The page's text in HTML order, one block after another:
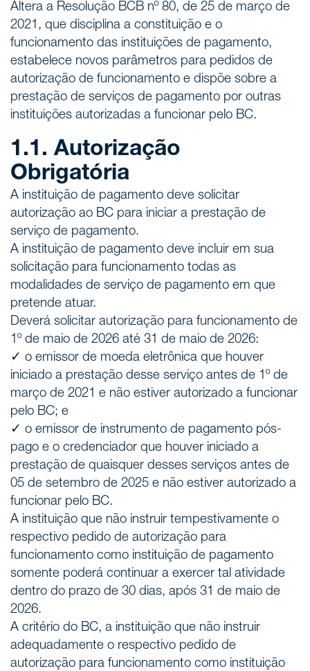
Altera a Resolução BCB nº 80, de 25 de março de
2021, que disciplina a constituição e o
funcionamento das instituições de pagamento,
estabelece novos parâmetros para pedidos de
autorização de funcionamento e dispõe sobre a
prestação de serviços de pagamento por outras
instituições autorizadas a funcionar pelo BC.
1.1. Autorização
Obrigatória
A instituição de pagamento deve solicitar
autorização ao BC para iniciar a prestação de
serviço de pagamento.
A instituição de pagamento deve incluir em sua
solicitação para funcionamento todas as
modalidades de serviço de pagamento em que
pretende atuar.
Deverá solicitar autorização para funcionamento de
1º de maio de 2026 até 31 de maio de 2026:
✓ o emissor de moeda eletrônica que houver
iniciado a prestação desse serviço antes de 1º de
março de 2021 e não estiver autorizado a funcionar
pelo BC; e
✓ o emissor de instrumento de pagamento pós-
pago e o credenciador que houver iniciado a
prestação de quaisquer desses serviços antes de
05 de setembro de 2025 e não estiver autorizado a
funcionar pelo BC.
A instituição que não instruir tempestivamente o
respectivo pedido de autorização para
funcionamento como instituição de pagamento
somente poderá continuar a exercer tal atividade
dentro do prazo de 30 dias, após 31 de maio de
2026.
A critério do BC, a instituição que não instruir
adequadamente o respectivo pedido de
autorização para funcionamento como instituição